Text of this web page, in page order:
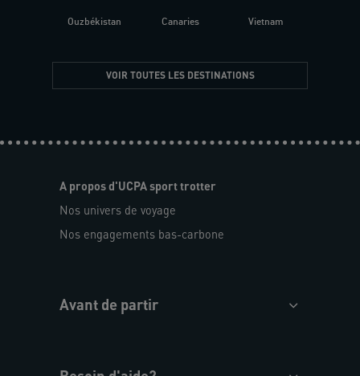
Ouzbékistan Canaries Vietnam
VOIR TOUTES LES DESTINATIONS
A propos d'UCPA sport trotter
Nos univers de voyage
Nos engagements bas-carbone
Avant de partir